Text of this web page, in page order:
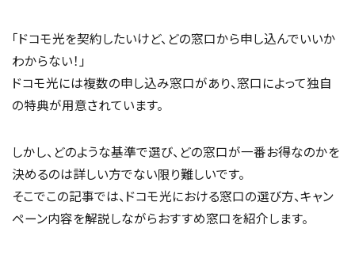
「ドコモ光を契約したいけど、どの窓口から申し込んでいいか
わからない！」
ドコモ光には複数の申し込み窓口があり、窓口によって独自
の特典が用意されています。
しかし、どのような基準で選び、どの窓口が一番お得なのかを
決めるのは詳しい方でない限り難しいです。
そこでこの記事では、ドコモ光における窓口の選び方、キャン
ペーン内容を解説しながらおすすめ窓口を紹介します。